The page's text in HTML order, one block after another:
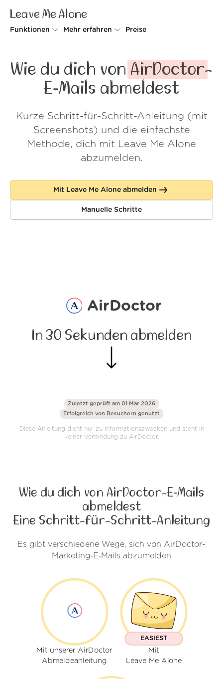
Leave Me Alone
Funktionen
Spam Blocker
Mehr erfahren
So geht's
Kundenstimmen
FAQ
Preise
Wie du dich von AirDoctor-
E‑Mails abmeldest
Kurze Schritt-für-Schritt-Anleitung (mit
Screenshots) und die einfachste
Methode, dich mit Leave Me Alone
abzumelden.
Mit Leave Me Alone abmelden
Manuelle Schritte
AirDoctor
In 30 Sekunden abmelden
Zuletzt geprüft am 01 Mar 2026
Erfolgreich von Besuchern genutzt
Diese Anleitung dient nur zu Informationszwecken und steht in
keiner Verbindung zu AirDoctor.
Wie du dich von AirDoctor-E‑Mails
abmeldest
Eine Schritt-für-Schritt-Anleitung
Es gibt verschiedene Wege, sich von AirDoctor-
Marketing‑E‑Mails abzumelden
Mit unserer AirDoctor
Abmeldeanleitung
EASIEST
Mit
Leave Me Alone